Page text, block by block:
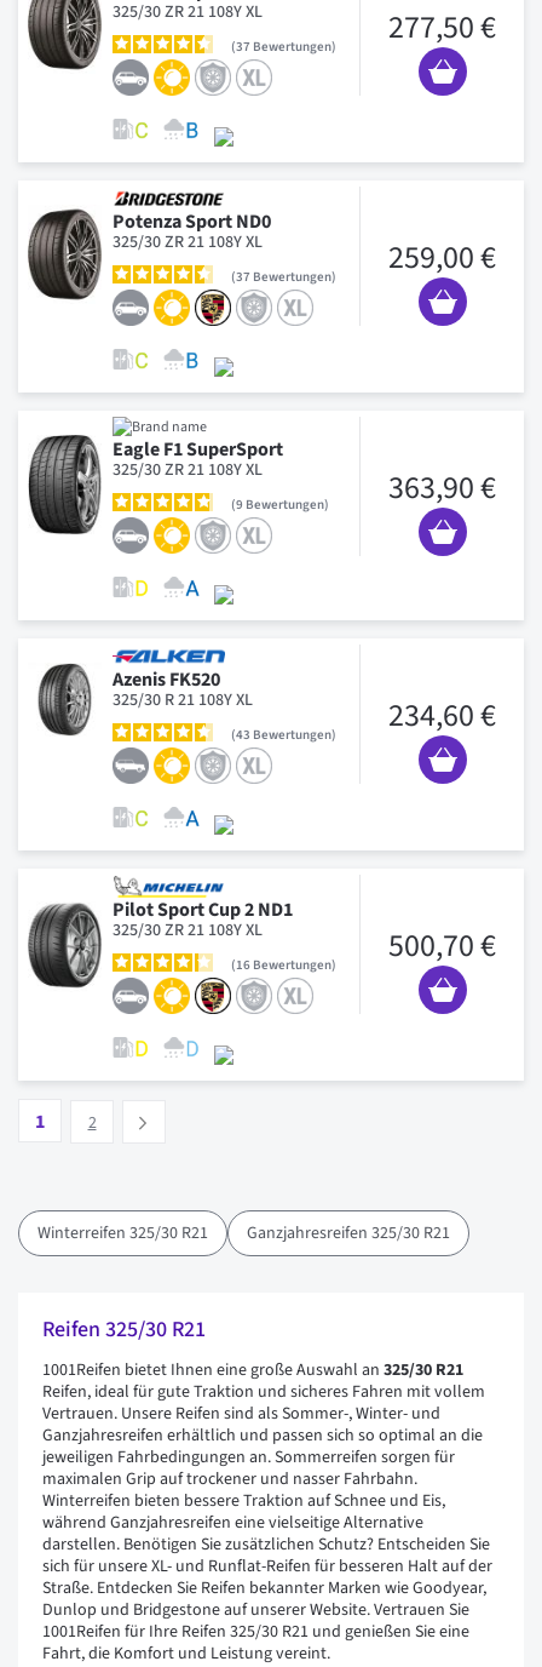
325/30 ZR 21 108Y XL
37 Bewertungen 277,50 €
Potenza Sport ND0
325/30 ZR 21 108Y XL
37 Bewertungen 259,00 €
Eagle F1 SuperSport
325/30 ZR 21 108Y XL
9 Bewertungen 363,90 €
Azenis FK520
325/30 R 21 108Y XL
43 Bewertungen 234,60 €
Pilot Sport Cup 2 ND1
325/30 ZR 21 108Y XL
16 Bewertungen 500,70 €
Vous lisez actuellement la page
1 2
Winterreifen 325/30 R21 Ganzjahresreifen 325/30 R21
Reifen 325/30 R21
1001Reifen bietet Ihnen eine große Auswahl an 325/30 R21
Reifen, ideal für gute Traktion und sicheres Fahren mit vollem
Vertrauen. Unsere Reifen sind als Sommer-, Winter- und
Ganzjahresreifen erhältlich und passen sich so optimal an die
jeweiligen Fahrbedingungen an. Sommerreifen sorgen für
maximalen Grip auf trockener und nasser Fahrbahn.
Winterreifen bieten bessere Traktion auf Schnee und Eis,
während Ganzjahresreifen eine vielseitige Alternative
darstellen. Benötigen Sie zusätzlichen Schutz? Entscheiden Sie
sich für unsere XL- und Runflat-Reifen für besseren Halt auf der
Straße. Entdecken Sie Reifen bekannter Marken wie Goodyear,
Dunlop und Bridgestone auf unserer Website. Vertrauen Sie
1001Reifen für Ihre Reifen 325/30 R21 und genießen Sie eine
Fahrt, die Komfort und Leistung vereint.